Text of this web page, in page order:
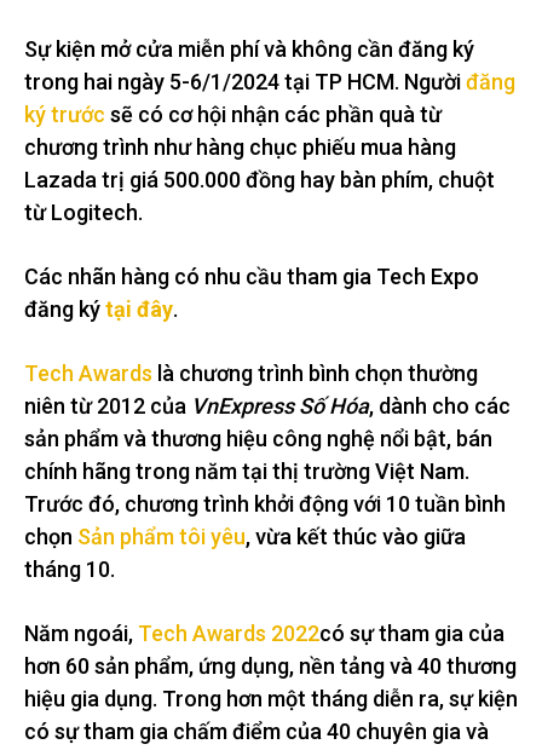
Sự kiện mở cửa miễn phí và không cần đăng ký
trong hai ngày 5-6/1/2024 tại TP HCM. Ngườiđăng
ký trước sẽ có cơ hội nhận các phần quà từ
chương trình như hàng chục phiếu mua hàng
Lazada trị giá 500.000 đồng hay bàn phím, chuột
từ Logitech.
Các nhãn hàng có nhu cầu tham gia Tech Expo
đăng kýtại đây.
Tech Awards là chương trình bình chọn thường
niên từ 2012 của VnExpress Số Hóa, dành cho các
sản phẩm và thương hiệu công nghệ nổi bật, bán
chính hãng trong năm tại thị trường Việt Nam.
Trước đó, chương trình khởi động với 10 tuần bình
chọn Sản phẩm tôi yêu, vừa kết thúc vào giữa
tháng 10.
Năm ngoái, Tech Awards 2022có sự tham gia của
hơn 60 sản phẩm, ứng dụng, nền tảng và 40 thương
hiệu gia dụng. Trong hơn một tháng diễn ra, sự kiện
có sự tham gia chấm điểm của 40 chuyên gia và